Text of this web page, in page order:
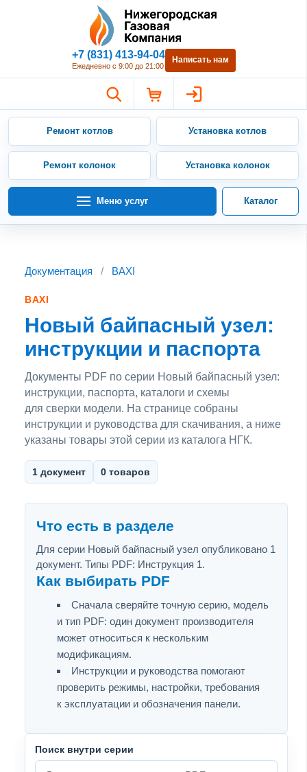
Нижегородская Газовая
+7 (831) 413-94-04
Ежедневно с 9:00 до 21:00
Написать нам
Ремонт котлов Установка котлов
Ремонт колонок Установка колонок
Меню услуг Каталог
Документация / BAXI
BAXI
Новый байпасный узел:
инструкции и паспорта
Документы PDF по серии Новый байпасный узел:
инструкции, паспорта, каталоги и схемы
для сверки модели. На странице собраны
инструкции и руководства для скачивания, а ниже
указаны товары этой серии из каталога НГК.
1 документ 0 товаров
Что есть в разделе
Для серии Новый байпасный узел опубликовано 1
документ. Типы PDF: Инструкция 1.
Как выбирать PDF
Сначала сверяйте точную серию, модель
и тип PDF: один документ производителя
может относиться к нескольким
модификациям.
Инструкции и руководства помогают
проверить режимы, настройки, требования
к эксплуатации и обозначения панели.
Поиск внутри серии